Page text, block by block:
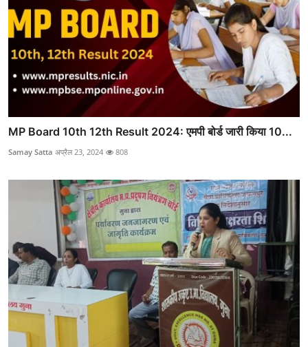
MP Board 10th 12th Result 2024: एमपी बोर्ड जारी किया 10...
Samay Satta अप्रैल 23, 2024 808